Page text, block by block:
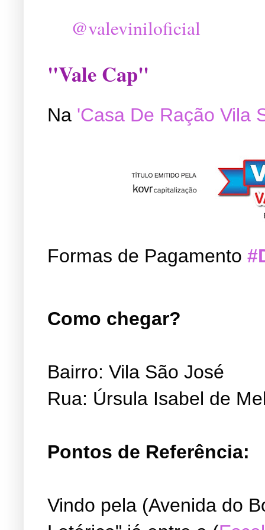
@valeviniloficial
"Vale Cap"
Na 'Casa De Ração Vila
Formas de Pagamento
Como chegar?
Bairro: Vila São José
Rua: Úrsula Isabel de
Pontos de Referência:
Vindo pela (Avenida do